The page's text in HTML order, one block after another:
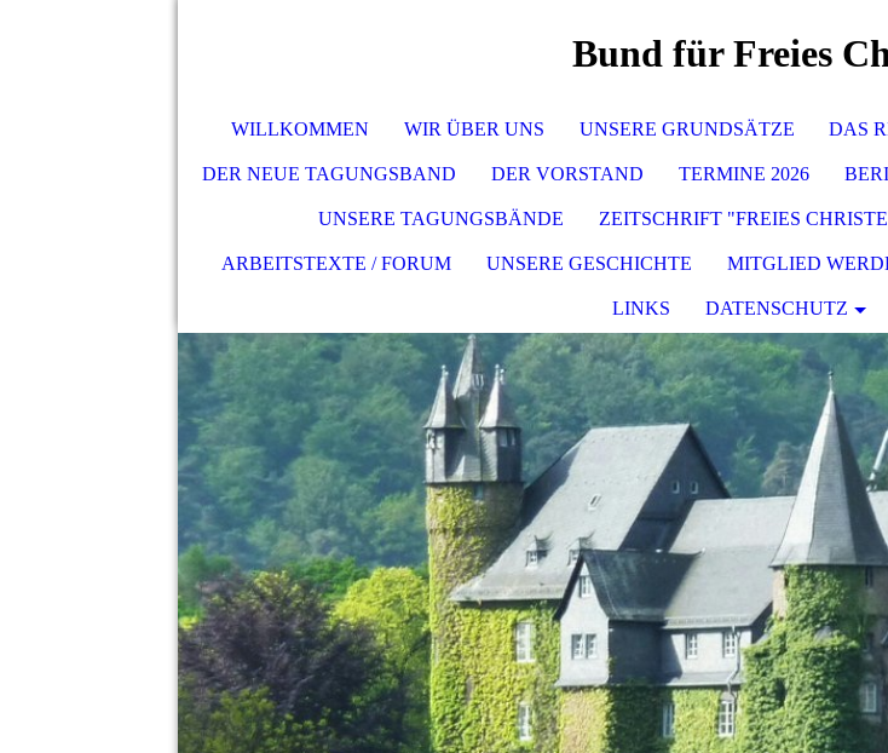
Bund für Freies
WILLKOMMEN WIR ÜBER UNS UNSERE GRUNDSÄTZE DAS
DER NEUE TAGUNGSBAND DER VORSTAND TERMINE 2026
UNSERE TAGUNGSBÄNDE ZEITSCHRIFT "FREIES
ARBEITSTEXTE / FORUM UNSERE GESCHICHTE MITGLIED
LINKS DATENSCHUTZ